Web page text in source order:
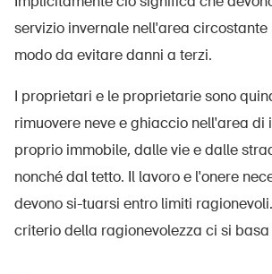
servizio invernale nell'area
modo da evitare danni a terzi.
I proprietari e le proprietarie sono
rimuovere neve e ghiaccio nell'area di
proprio immobile, dalle vie e dalle
nonché dal tetto. Il lavoro e l'onere
devono si-tuarsi entro limiti
criterio della ragionevolezza ci si basa